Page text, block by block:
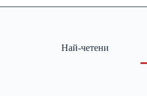
Най-четени